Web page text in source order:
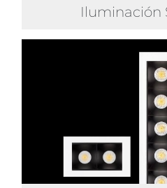
Iluminación